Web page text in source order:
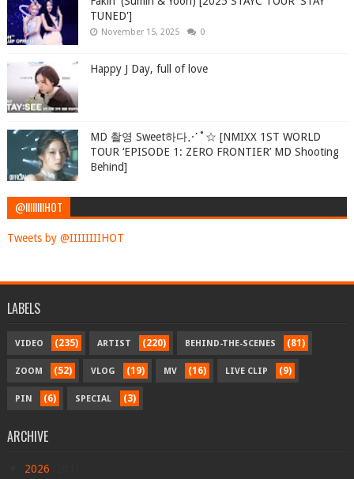
TUNED']
November 15, 2025 0
Happy J Day, full of love
MD 촬영 Sweet하다⋰˚☆ [NMIXX 1ST WORLD
TOUR ‘EPISODE 1: ZERO FRONTIER’ MD Shooting
Behind]
@IIIIIIIIHOT
Tweets by @IIIIIIIIHOT
LABELS
VIDEO (235) ARTIST (220) BEHIND-THE-SCENES (81)
ZOOM (52) VLOG (19) MV (16) LIVE CLIP (9)
PIN (6) SPECIAL (3)
ARCHIVE
2026